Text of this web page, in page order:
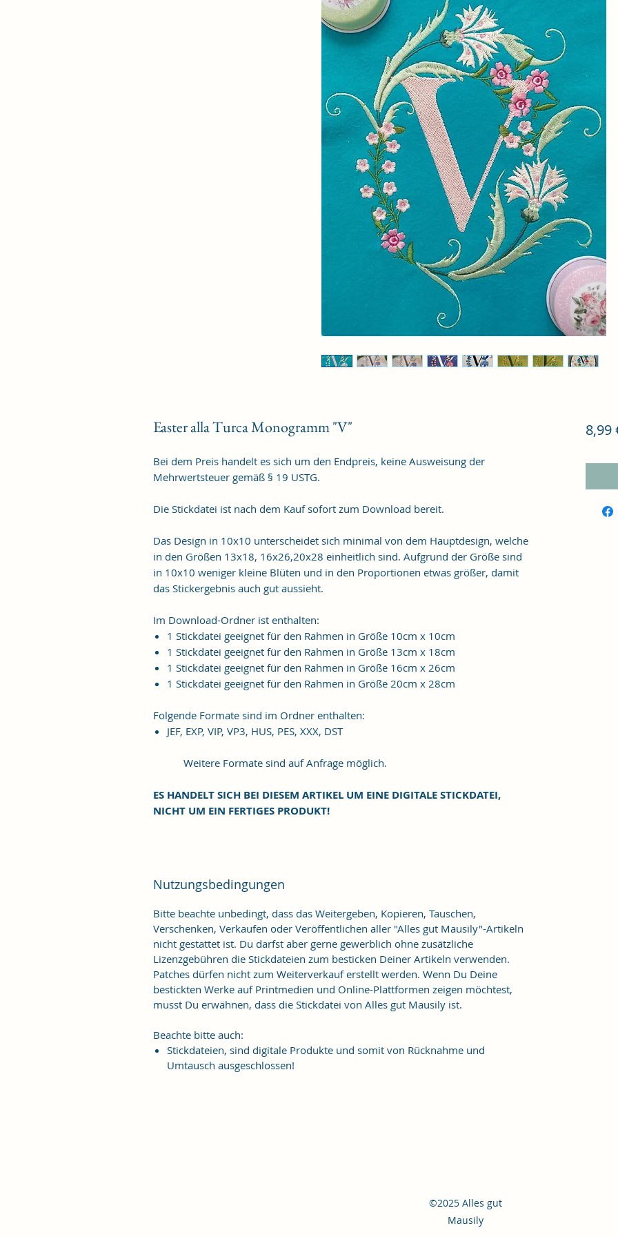
Easter alla Turca Monogramm "V"
Bei dem Preis handelt es sich um den Endpreis, keine Ausweisung der
Mehrwertsteuer gemäß § 19 USTG.
Die Stickdatei ist nach dem Kauf sofort zum Download bereit.
Das Design in 10x10 unterscheidet sich minimal von dem Hauptdesign, welche
in den Größen 13x18, 16x26,20x28 einheitlich sind. Aufgrund der Größe sind
in 10x10 weniger kleine Blüten und in den Proportionen etwas größer, damit
das Stickergebnis auch gut aussieht.
Im Download-Ordner ist enthalten:
1 Stickdatei geeignet für den Rahmen in Größe 10cm x 10cm
1 Stickdatei geeignet für den Rahmen in Größe 13cm x 18cm
1 Stickdatei geeignet für den Rahmen in Größe 16cm x 26cm
1 Stickdatei geeignet für den Rahmen in Größe 20cm x 28cm
Folgende Formate sind im Ordner enthalten:
JEF, EXP, VIP, VP3, HUS, PES, XXX, DST
Weitere Formate sind auf Anfrage möglich.
ES HANDELT SICH BEI DIESEM ARTIKEL UM EINE DIGITALE STICKDATEI,
NICHT UM EIN FERTIGES PRODUKT!
Nutzungsbedingungen
Bitte beachte unbedingt, dass das Weitergeben, Kopieren, Tauschen,
Verschenken, Verkaufen oder Veröffentlichen aller "Alles gut Mausily"-Artikeln
nicht gestattet ist. Du darfst aber gerne gewerblich ohne zusätzliche
Lizenzgebühren die Stickdateien zum besticken Deiner Artikeln verwenden.
Patches dürfen nicht zum Weiterverkauf erstellt werden. Wenn Du Deine
bestickten Werke auf Printmedien und Online-Plattformen zeigen möchtest,
musst Du erwähnen, dass die Stickdatei von Alles gut Mausily ist.
Beachte bitte auch:
Stickdateien, sind digitale Produkte und somit von Rücknahme und
Umtausch ausgeschlossen!
8,99
©2025 Alles gut
Mausily